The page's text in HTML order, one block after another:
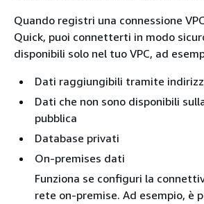
Quando registri una connessione
Quick, puoi connetterti in modo
disponibili solo nel tuo VPC, ad
Dati raggiungibili tramite
Dati che non sono disponibili
pubblica
Database privati
On-premises dati
Funziona se configuri la
rete on-premise. Ad esempio, è